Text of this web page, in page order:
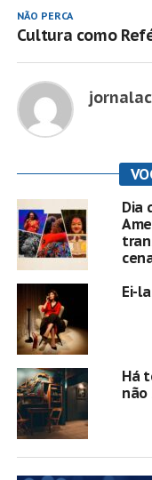
NÃO PERCA
Cultura como
Dia
Ei-la
Há
não